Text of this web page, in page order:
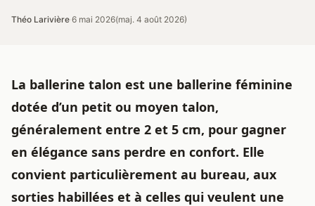
Théo Larivière·6 mai 2026(maj. 4 août 2026)
La ballerine talon est une ballerine féminine
dotée d’un petit ou moyen talon,
généralement entre 2 et 5 cm, pour gagner
en élégance sans perdre en confort. Elle
convient particulièrement au bureau, aux
sorties habillées et à celles qui veulent une